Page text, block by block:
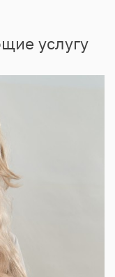
услугу